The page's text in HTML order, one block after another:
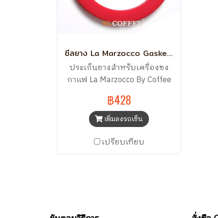
ซีลยาง La Marzocco Gasket Red Silicone
ประเก็นยางสำหรับเครื่องชง
กาแฟ La Marzocco By Coffee
Werks
฿428
เพิ่มลงรถเข็น
เปรียบเทียบ